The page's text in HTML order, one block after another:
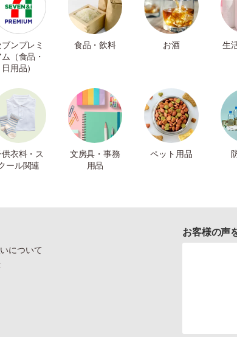
ブンプレミ
ム（食品・
日用品）
食品・飲料 お酒
生
衣料・ス
ール関連
文房具・事務
用品
ペット用品
について
お客様の声